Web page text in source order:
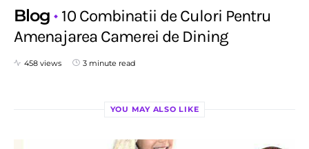
Blog
10 Combinatii de Culori Pentru
Amenajarea Camerei de Dining
458 views 3 minute read
YOU MAY ALSO LIKE